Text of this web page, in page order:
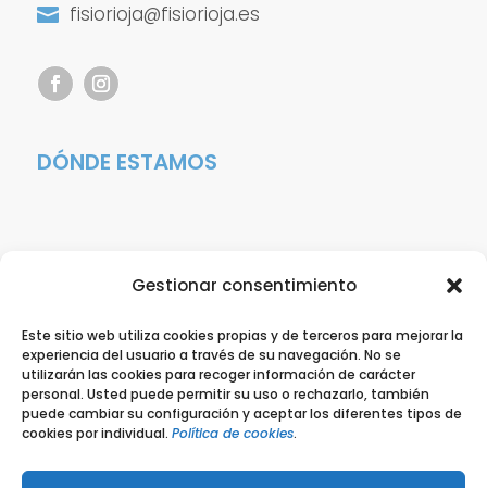
Gestionar consentimiento
Este sitio web utiliza cookies propias y de terceros para mejorar la
experiencia del usuario a través de su navegación. No se
utilizarán las cookies para recoger información de carácter
personal. Usted puede permitir su uso o rechazarlo, también
puede cambiar su configuración y aceptar los diferentes tipos de
cookies por individual. Política de cookies.
 fisiorioja@fisiorioja.es
DÓNDE ESTAMOS